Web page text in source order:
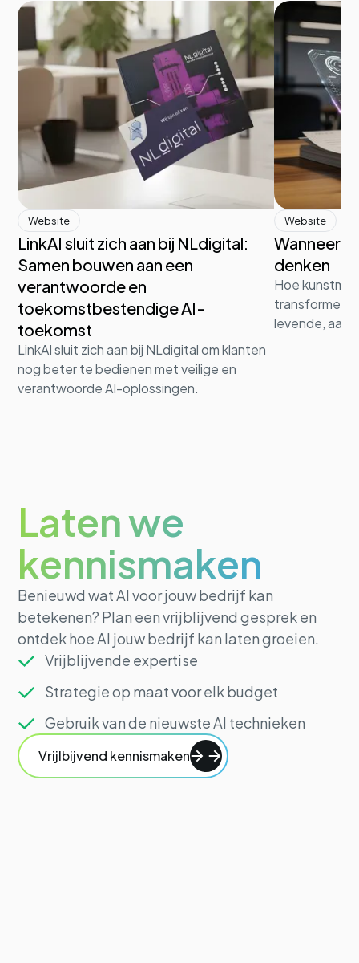
Website
LinkAI sluit zich aan bij NLdigital:
Samen bouwen aan een
verantwoorde en
toekomstbestendige AI-
toekomst
LinkAI sluit zich aan bij NLdigital om klanten
nog beter te bedienen met veilige en
verantwoorde AI-oplossingen.
Website
Wanneer
denken
Hoe
levende,
Laten we
kennismaken
Benieuwd wat AI voor jouw bedrijf kan
betekenen? Plan een vrijblijvend gesprek en
ontdek hoe AI jouw bedrijf kan laten groeien.
Vrijblijvende expertise
Strategie op maat voor elk budget
Gebruik van de nieuwste AI technieken
Vrijlbijvend kennismaken